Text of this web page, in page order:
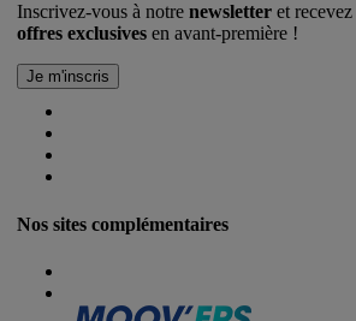
Inscrivez-vous à notre newsletter et
offres exclusives en avant-première !
Nos sites complémentaires